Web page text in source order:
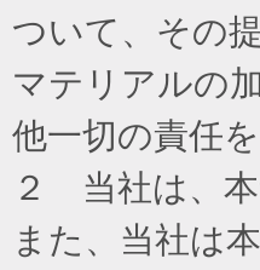
ついて、その
マテリアルの
他一切の責任
２ 当社は、
また、当社は